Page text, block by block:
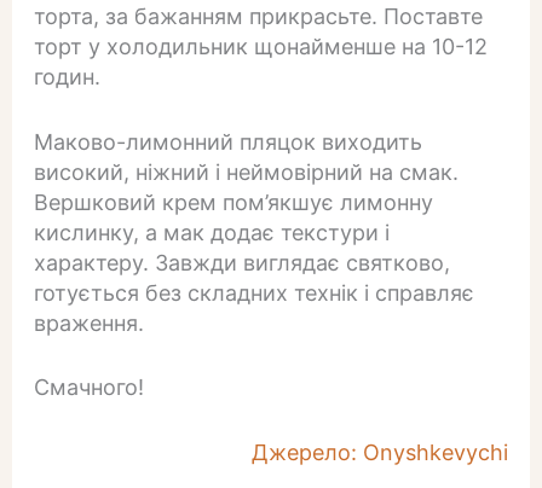
торта, за бажанням прикрасьте. Поставте
торт у холодильник щонайменше на 10-12
годин.
Маково-лимонний пляцок виходить
високий, ніжний і неймовірний на смак.
Вершковий крем пом’якшує лимонну
кислинку, а мак додає текстури і
характеру. Завжди виглядає святково,
готується без складних технік і справляє
враження.
Смачного!
Джерело: Onyshkevychi